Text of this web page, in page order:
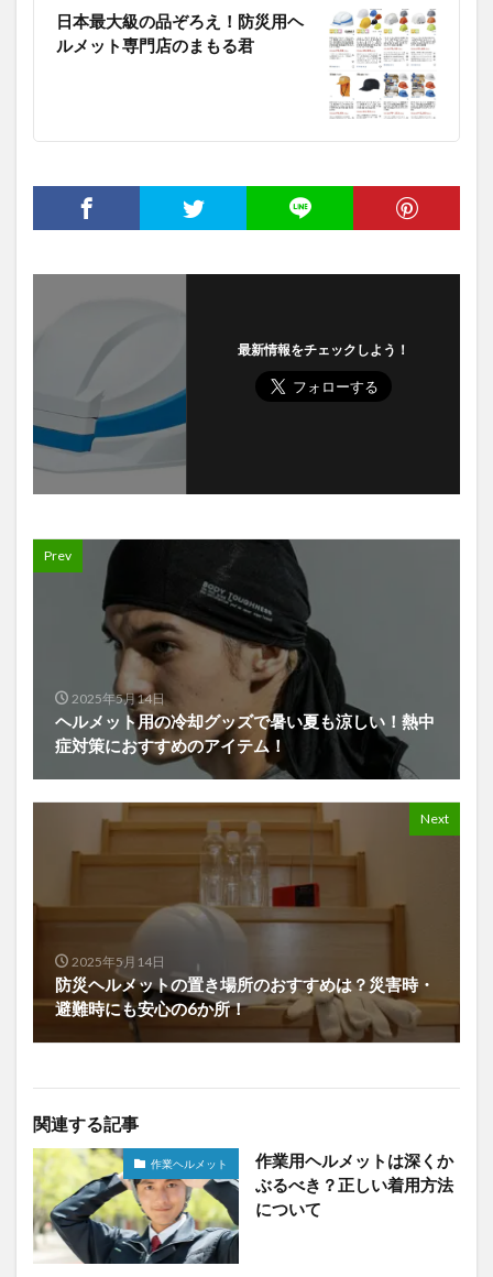
日本最大級の品ぞろえ！防災用ヘ
ルメット専門店のまもる君
最新情報をチェックしよう！
Prev
2025年5月14日
ヘルメット用の冷却グッズで暑い夏も涼しい！熱中
症対策におすすめのアイテム！
Next
2025年5月14日
防災ヘルメットの置き場所のおすすめは？災害時・
避難時にも安心の6か所！
関連する記事
作業ヘルメット
作業用ヘルメットは深くか
ぶるべき？正しい着用方法
について